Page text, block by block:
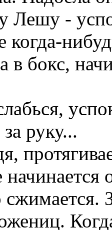
Лешу -
когда-
в бокс,
руку...
начинается